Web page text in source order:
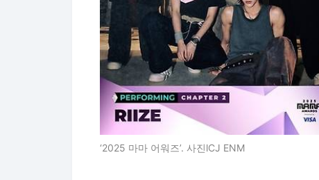
‘2025 마마 어워즈’. 사진lCJ ENM